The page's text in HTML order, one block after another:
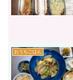
おうちごはん